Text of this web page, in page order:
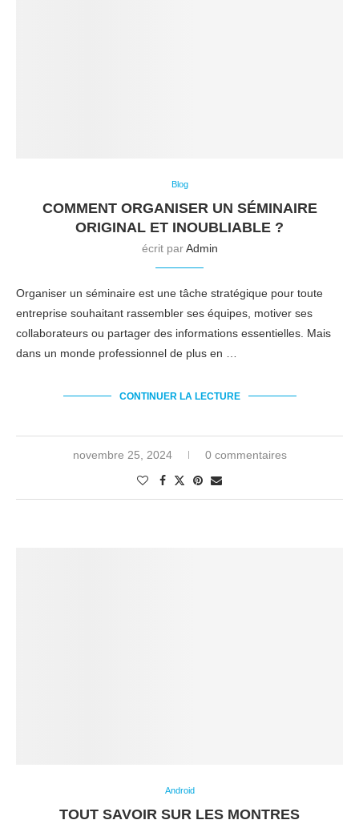
Blog
COMMENT ORGANISER UN SÉMINAIRE
ORIGINAL ET INOUBLIABLE ?
écrit parAdmin
Organiser un séminaire est une tâche stratégique pour toute
entreprise souhaitant rassembler ses équipes, motiver ses
collaborateurs ou partager des informations essentielles. Mais
dans un monde professionnel de plus en …
CONTINUER LA LECTURE
novembre 25, 2024 0 commentaires
Android
TOUT SAVOIR SUR LES MONTRES